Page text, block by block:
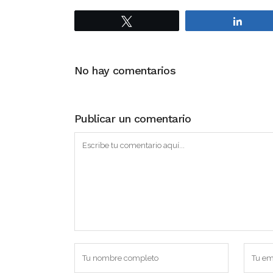
No hay comentarios
Publicar un comentario